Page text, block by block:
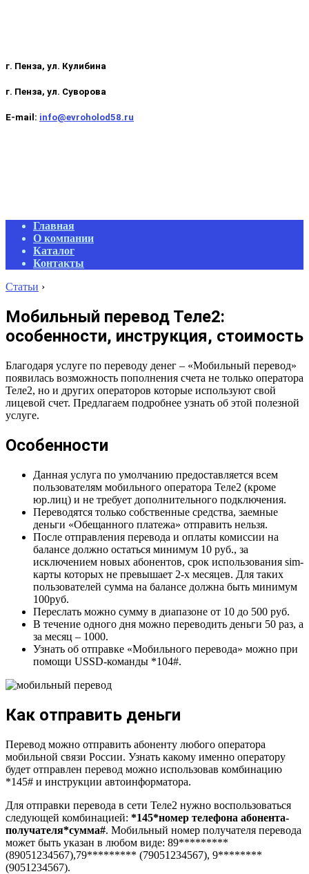
г. Пенза, ул. Кулибина
г. Пенза, ул. Суворова
E-mail: info@evroholod58.ru
Primary
Navigation
Menu
Главная
О компании
Каталог
Контакты
Статьи ›
Мобильный перевод Теле2:
особенности, инструкция, стоимость
Благодаря услуге по переводу денег – «Мобильный перевод»
появилась возможность пополнения счета не только оператора
Теле2, но и других операторов которые используют свой
лицевой счет. Предлагаем подробнее узнать об этой полезной
услуге.
Особенности
Данная услуга по умолчанию предоставляется всем
пользователям мобильного оператора Теле2 (кроме
юр.лиц) и не требует дополнительного подключения.
Переводятся только собственные средства, заемные
деньги «Обещанного платежа» отправить нельзя.
После отправления перевода и оплаты комиссии на
балансе должно остаться минимум 10 руб., за
исключением новых абонентов, срок использования sim-
карты которых не превышает 2-х месяцев. Для таких
пользователей сумма на балансе должна быть минимум
100руб.
Переслать можно сумму в диапазоне от 10 до 500 руб.
В течение одного дня можно переводить деньги 50 раз, а
за месяц – 1000.
Узнать об отправке «Мобильного перевода» можно при
помощи USSD-команды *104#.
Как отправить деньги
Перевод можно отправить абоненту любого оператора
мобильной связи России. Узнать какому именно оператору
будет отправлен перевод можно использовав комбинацию
*145# и инструкции автоинформатора.
Для отправки перевода в сети Теле2 нужно воспользоваться
следующей комбинацией: *145*номер телефона абонента-
получателя*сумма#. Мобильный номер получателя перевода
может быть указан в любом виде: 89*********
(89051234567),79********* (79051234567), 9********
(9051234567).